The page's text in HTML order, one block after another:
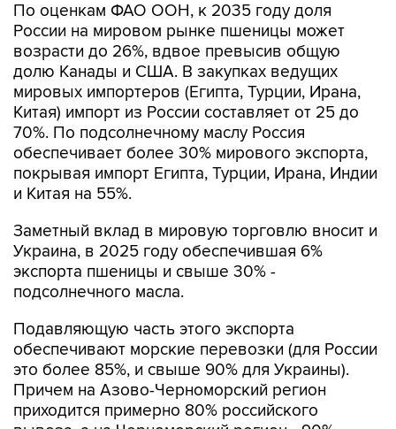
По оценкам ФАО ООН, к 2035 году доля
России на мировом рынке пшеницы может
возрасти до 26%, вдвое превысив общую
долю Канады и США. В закупках ведущих
мировых импортеров (Египта, Турции, Ирана,
Китая) импорт из России составляет от 25 до
70%. По подсолнечному маслу Россия
обеспечивает более 30% мирового экспорта,
покрывая импорт Египта, Турции, Ирана, Индии
и Китая на 55%.
Заметный вклад в мировую торговлю вносит и
Украина, в 2025 году обеспечившая 6%
экспорта пшеницы и свыше 30% -
подсолнечного масла.
Подавляющую часть этого экспорта
обеспечивают морские перевозки (для России
это более 85%, и свыше 90% для Украины).
Причем на Азово-Черноморский регион
приходится примерно 80% российского